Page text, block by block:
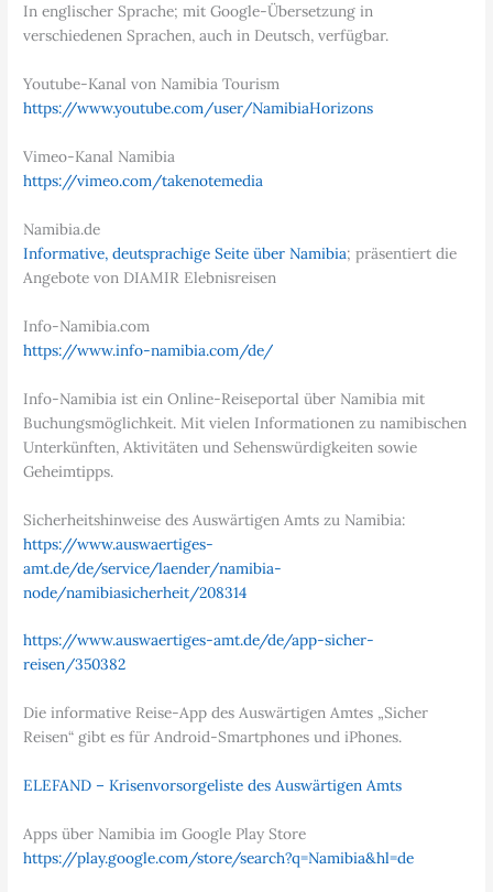
In englischer Sprache; mit Google-Übersetzung in
verschiedenen Sprachen, auch in Deutsch, verfügbar.
Youtube-Kanal von Namibia Tourism
https://www.youtube.com/user/NamibiaHorizons
Vimeo-Kanal Namibia
https://vimeo.com/takenotemedia
Namibia.de
Informative, deutsprachige Seite über Namibia; präsentiert die
Angebote von DIAMIR Elebnisreisen
Info-Namibia.com
https://www.info-namibia.com/de/
Info-Namibia ist ein Online-Reiseportal über Namibia mit
Buchungsmöglichkeit. Mit vielen Informationen zu namibischen
Unterkünften, Aktivitäten und Sehenswürdigkeiten sowie
Geheimtipps.
Sicherheitshinweise des Auswärtigen Amts zu Namibia:
https://www.auswaertiges-
amt.de/de/service/laender/namibia-
node/namibiasicherheit/208314
https://www.auswaertiges-amt.de/de/app-sicher-
reisen/350382
Die informative Reise-App des Auswärtigen Amtes „Sicher
Reisen“ gibt es für Android-Smartphones und iPhones.
ELEFAND – Krisenvorsorgeliste des Auswärtigen Amts
Apps über Namibia im Google Play Store
https://play.google.com/store/search?q=Namibia&hl=de